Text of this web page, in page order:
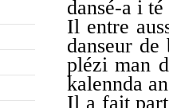
dansé-a i
Il entre
danseur
plézi man
kalennda
Il a fait